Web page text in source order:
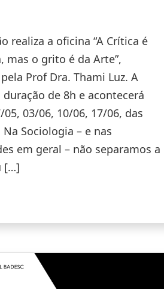
realiza a oficina “A Crítica é
mas o grito é da Arte”,
Prof Dra. Thami Luz. A
de 8h e acontecerá
05, 03/06, 10/06, 17/06, das
Na Sociologia – e nas
em geral – não separamos a
[…]